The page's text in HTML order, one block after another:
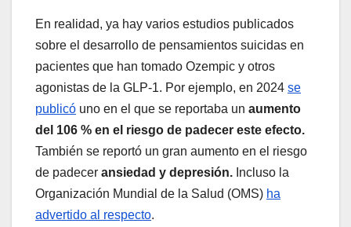
En realidad, ya hay varios estudios publicados
sobre el desarrollo de pensamientos suicidas en
pacientes que han tomado Ozempic y otros
agonistas de la GLP-1. Por ejemplo, en 2024 se
publicó uno en el que se reportaba un aumento
del 106 % en el riesgo de padecer este efecto.
También se reportó un gran aumento en el riesgo
de padecer ansiedad y depresión. Incluso la
Organización Mundial de la Salud (OMS) ha
advertido al respecto.